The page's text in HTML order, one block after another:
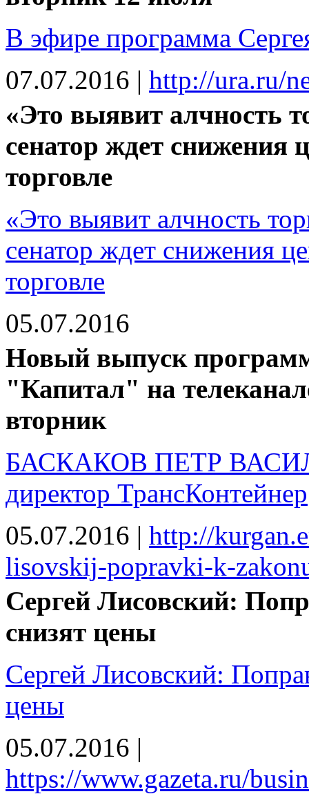
В эфире программа
07.07.2016 | http://ura.ru/
«Это выявит алчность
сенатор ждет снижения
торговле
«Это выявит алчность
сенатор ждет снижения
торговле
05.07.2016
Новый выпуск
"Капитал" на
вторник
БАСКАКОВ ПЕТР
директор ТрансКонтейнер
05.07.2016 | http://
lisovskij-popravki-k-
Сергей Лисовский:
снизят цены
Сергей Лисовский:
цены
05.07.2016 |
https://www.gazeta.ru/